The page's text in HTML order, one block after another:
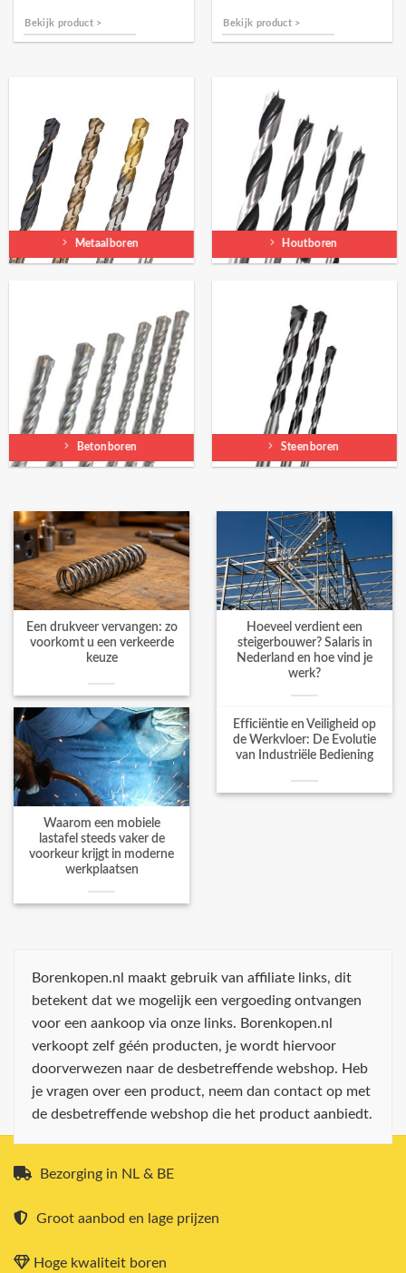
Bekijk product > Bekijk product >
Metaalboren Houtboren
Betonboren Steenboren
Een drukveer vervangen: zo
voorkomt u een verkeerde
keuze
Hoeveel verdient een
steigerbouwer? Salaris in
Nederland en hoe vind je
werk?
Waarom een mobiele
lastafel steeds vaker de
voorkeur krijgt in moderne
werkplaatsen
Efficiëntie en Veiligheid op
de Werkvloer: De Evolutie
van Industriële Bediening
Borenkopen.nl maakt gebruik van affiliate links, dit
betekent dat we mogelijk een vergoeding ontvangen
voor een aankoop via onze links. Borenkopen.nl
verkoopt zelf géén producten, je wordt hiervoor
doorverwezen naar de desbetreffende webshop. Heb
je vragen over een product, neem dan contact op met
de desbetreffende webshop die het product aanbiedt.
Bezorging in NL & BE
Groot aanbod en lage prijzen
Hoge kwaliteit boren